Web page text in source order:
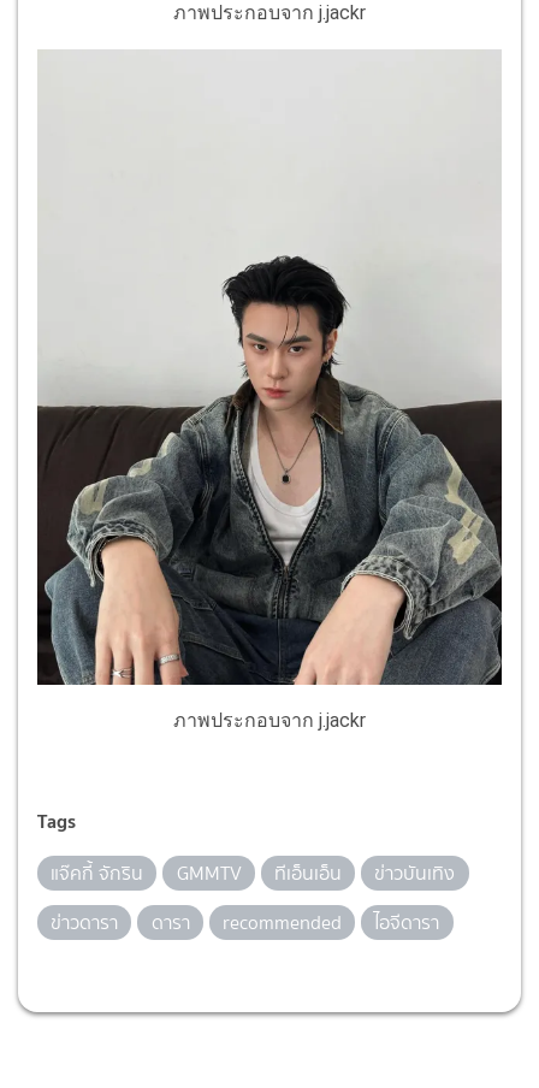
ภาพประกอบจาก j.jackr
ภาพประกอบจาก j.jackr
Tags
แจ๊คกี้ จักริน GMMTV ทีเอ็นเอ็น
ข่าวบันเทิง
ข่าวดารา
ดารา recommended ไอจีดารา